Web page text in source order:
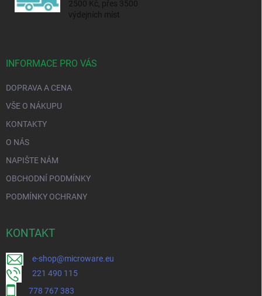
2500 Kč, přes 3500
výdejních míst
INFORMACE PRO VÁS
DOPRAVA A CENA
VŠE O NÁKUPU
KONTAKTY
O NÁS
NAPIŠTE NÁM
OBCHODNÍ PODMÍNKY
PODMÍNKY OCHRANY
KONTAKT
e-shop@microware.eu
221 490 115
778 767 383